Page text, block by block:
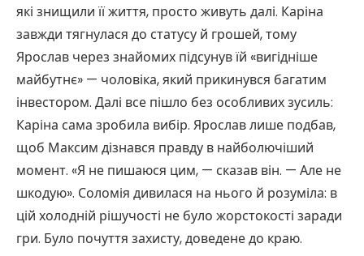
які знищили її життя, просто живуть далі. Каріна
завжди тягнулася до статусу й грошей, тому
Ярослав через знайомих підсунув їй «вигідніше
майбутнє» — чоловіка, який прикинувся багатим
інвестором. Далі все пішло без особливих зусиль:
Каріна сама зробила вибір. Ярослав лише подбав,
щоб Максим дізнався правду в найболючіший
момент. «Я не пишаюся цим, — сказав він. — Але не
шкодую». Соломія дивилася на нього й розуміла: в
цій холодній рішучості не було жорстокості заради
гри. Було почуття захисту, доведене до краю.